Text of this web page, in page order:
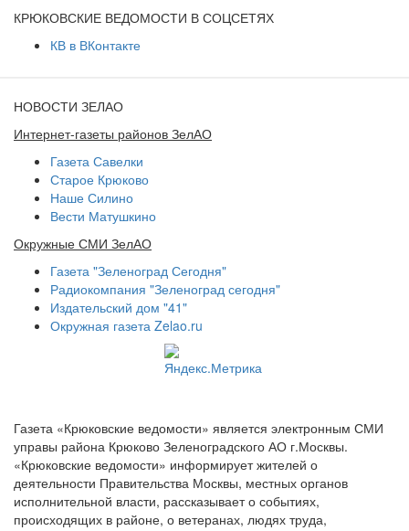
КРЮКОВСКИЕ ВЕДОМОСТИ В СОЦСЕТЯХ
КВ в ВКонтакте
НОВОСТИ ЗЕЛАО
Интернет-газеты районов ЗелАО
Газета Савелки
Старое Крюково
Наше Силино
Вести Матушкино
Окружные СМИ ЗелАО
Газета "Зеленоград Сегодня"
Радиокомпания "Зеленоград сегодня"
Издательский дом "41"
Окружная газета Zelao.ru
Газета «Крюковские ведомости» является электронным СМИ
управы района Крюково Зеленоградского АО г.Москвы.
«Крюковские ведомости» информирует жителей о
деятельности Правительства Москвы, местных органов
исполнительной власти, рассказывает о событиях,
происходящих в районе, о ветеранах, людях труда,